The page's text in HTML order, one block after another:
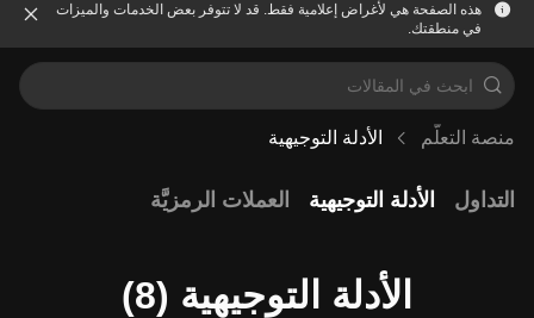
هذه الصفحة هي لأغراض إعلامية فقط. قد لا تتوفر بعض الخدمات والميزات
في منطقتك.
منصة التعلُّم الأدلة التوجيهية
التداول الأدلة التوجيهية العملات الرمزيَّة
الأدلة التوجيهية (8)